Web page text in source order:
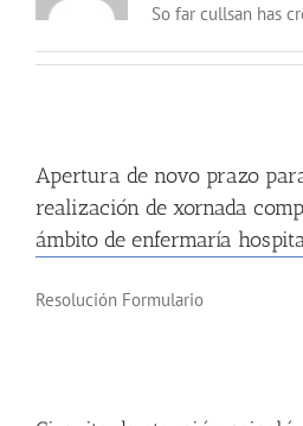
So far cullsan has
Apertura de novo prazo
realización de xornada
ámbito de enfermaría
Resolución Formulario